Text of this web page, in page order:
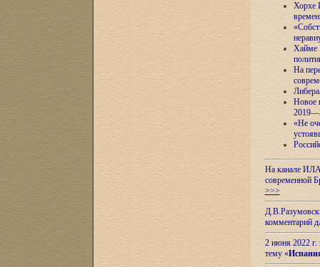
Хорхе
Хайме
На
Новое
«Не
На канале ИЛА
современной
>>>
комментарий
2 июня 2022 г.
тему «